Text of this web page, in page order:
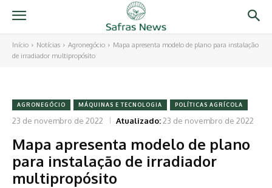
Início Notícias Agronegócio
Mapa apresenta modelo de plano para instalação
de irradiador multipropósito
AGRONEGÓCIO MÁQUINAS E TECNOLOGIA POLÍTICAS AGRÍCOLA
23 de novembro de 2022 Atualizado:23 de novembro de 2022
Mapa apresenta modelo de plano
para instalação de irradiador
multipropósito